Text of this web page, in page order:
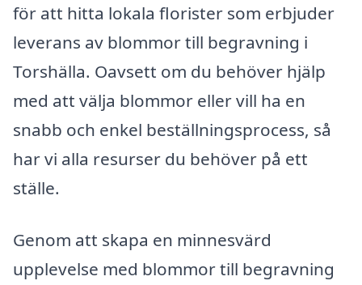
för att hitta lokala florister som erbjuder
leverans av blommor till begravning i
Torshälla. Oavsett om du behöver hjälp
med att välja blommor eller vill ha en
snabb och enkel beställningsprocess, så
har vi alla resurser du behöver på ett
ställe.
Genom att skapa en minnesvärd
upplevelse med blommor till begravning